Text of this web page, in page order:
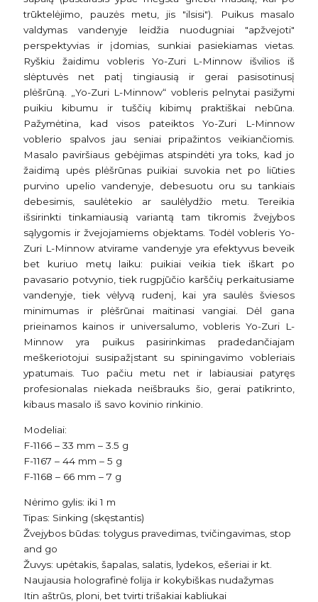
trūktelėjimo, pauzės metu, jis "ilsisi"). Puikus masalo
valdymas vandenyje leidžia nuodugniai "apžvejoti"
perspektyvias ir įdomias, sunkiai pasiekiamas vietas.
Ryškiu žaidimu vobleris Yo-Zuri L-Minnow išvilios iš
slėptuvės net patį tingiausią ir gerai pasisotinusį
plėšrūną. „Yo-Zuri L-Minnow“ vobleris pelnytai pasižymi
puikiu kibumu ir tuščių kibimų praktiškai nebūna.
Pažymėtina, kad visos pateiktos Yo-Zuri L-Minnow
voblerio spalvos jau seniai pripažintos veikiančiomis.
Masalo paviršiaus gebėjimas atspindėti yra toks, kad jo
žaidimą upės plėšrūnas puikiai suvokia net po liūties
purvino upelio vandenyje, debesuotu oru su tankiais
debesimis, saulėtekio ar saulėlydžio metu. Tereikia
išsirinkti tinkamiausią variantą tam tikromis žvejybos
sąlygomis ir žvejojamiems objektams. Todėl vobleris Yo-
Zuri L-Minnow atvirame vandenyje yra efektyvus beveik
bet kuriuo metų laiku: puikiai veikia tiek iškart po
pavasario potvynio, tiek rugpjūčio karščių perkaitusiame
vandenyje, tiek vėlyvą rudenį, kai yra saulės šviesos
minimumas ir plėšrūnai maitinasi vangiai. Dėl gana
prieinamos kainos ir universalumo, vobleris Yo-Zuri L-
Minnow yra puikus pasirinkimas pradedančiajam
meškeriotojui susipažįstant su spiningavimo vobleriais
ypatumais. Tuo pačiu metu net ir labiausiai patyręs
profesionalas niekada neišbrauks šio, gerai patikrinto,
kibaus masalo iš savo kovinio rinkinio.
Modeliai:
F-1166 – 33 mm – 3.5 g
F-1167 – 44 mm – 5 g
F-1168 – 66 mm – 7 g
Nėrimo gylis: iki 1 m
Tipas: Sinking (skęstantis)
Žvejybos būdas: tolygus pravedimas, tvičingavimas, stop
and go
Žuvys: upėtakis, šapalas, salatis, lydekos, ešeriai ir kt.
Naujausia holografinė folija ir kokybiškas nudažymas
Itin aštrūs, ploni, bet tvirti trišakiai kabliukai